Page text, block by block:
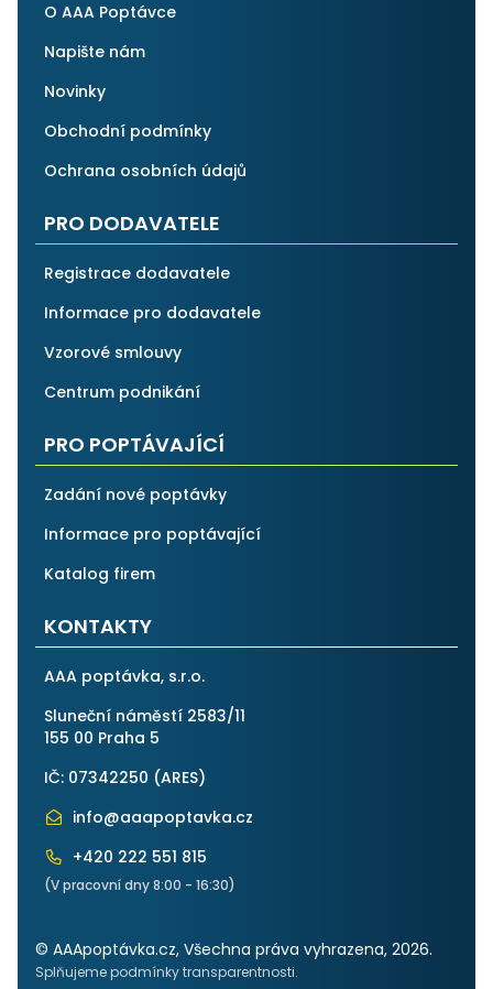
O AAA Poptávce
Napište nám
Novinky
Obchodní podmínky
Ochrana osobních údajů
PRO DODAVATELE
Registrace dodavatele
Informace pro dodavatele
Vzorové smlouvy
Centrum podnikání
PRO POPTÁVAJÍCÍ
Zadání nové poptávky
Informace pro poptávající
Katalog firem
KONTAKTY
AAA poptávka, s.r.o.
Sluneční náměstí 2583/11
155 00 Praha 5
IČ: 07342250 (ARES)
info@aaapoptavka.cz
+420 222 551 815
(V pracovní dny 8:00 - 16:30)
© AAApoptávka.cz, Všechna práva vyhrazena, 2026.
Splňujeme podmínky transparentnosti.